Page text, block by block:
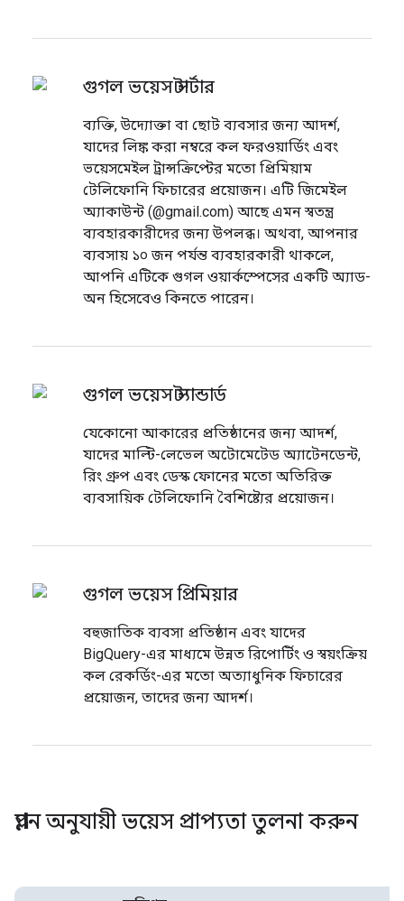
গুগল ভয়েস স্টার্টার
ব্যক্তি, উদ্যোক্তা বা ছোট ব্যবসার জন্য আদর্শ,
যাদের লিঙ্ক করা নম্বরে কল ফরওয়ার্ডিং এবং
ভয়েসমেইল ট্রান্সক্রিপ্টের মতো প্রিমিয়াম
টেলিফোনি ফিচারের প্রয়োজন। এটি জিমেইল
অ্যাকাউন্ট (@gmail.com) আছে এমন স্বতন্ত্র
ব্যবহারকারীদের জন্য উপলব্ধ। অথবা, আপনার
ব্যবসায় ১০ জন পর্যন্ত ব্যবহারকারী থাকলে,
আপনি এটিকে গুগল ওয়ার্কস্পেসের একটি অ্যাড-
অন হিসেবেও কিনতে পারেন।
গুগল ভয়েস স্ট্যান্ডার্ড
যেকোনো আকারের প্রতিষ্ঠানের জন্য আদর্শ,
যাদের মাল্টি-লেভেল অটোমেটেড অ্যাটেনডেন্ট,
রিং গ্রুপ এবং ডেস্ক ফোনের মতো অতিরিক্ত
ব্যবসায়িক টেলিফোনি বৈশিষ্ট্যের প্রয়োজন।
গুগল ভয়েস প্রিমিয়ার
বহুজাতিক ব্যবসা প্রতিষ্ঠান এবং যাদের
BigQuery-এর মাধ্যমে উন্নত রিপোর্টিং ও স্বয়ংক্রিয়
কল রেকর্ডিং-এর মতো অত্যাধুনিক ফিচারের
প্রয়োজন, তাদের জন্য আদর্শ।
প্ল্যান অনুযায়ী ভয়েস প্রাপ্যতা তুলনা করুন